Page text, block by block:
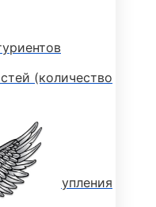
(количество
поступления